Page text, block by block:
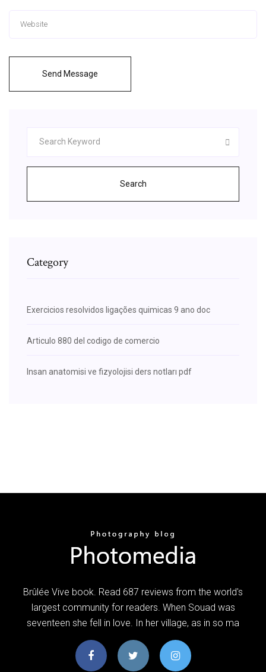
Send Message
Search
Category
Exercicios resolvidos ligações quimicas 9 ano doc
Articulo 880 del codigo de comercio
Insan anatomisi ve fizyolojisi ders notları pdf
Brûlée Vive book. Read 687 reviews from the world's
largest community for readers. When Souad was
seventeen she fell in love. In her village, as in so ma